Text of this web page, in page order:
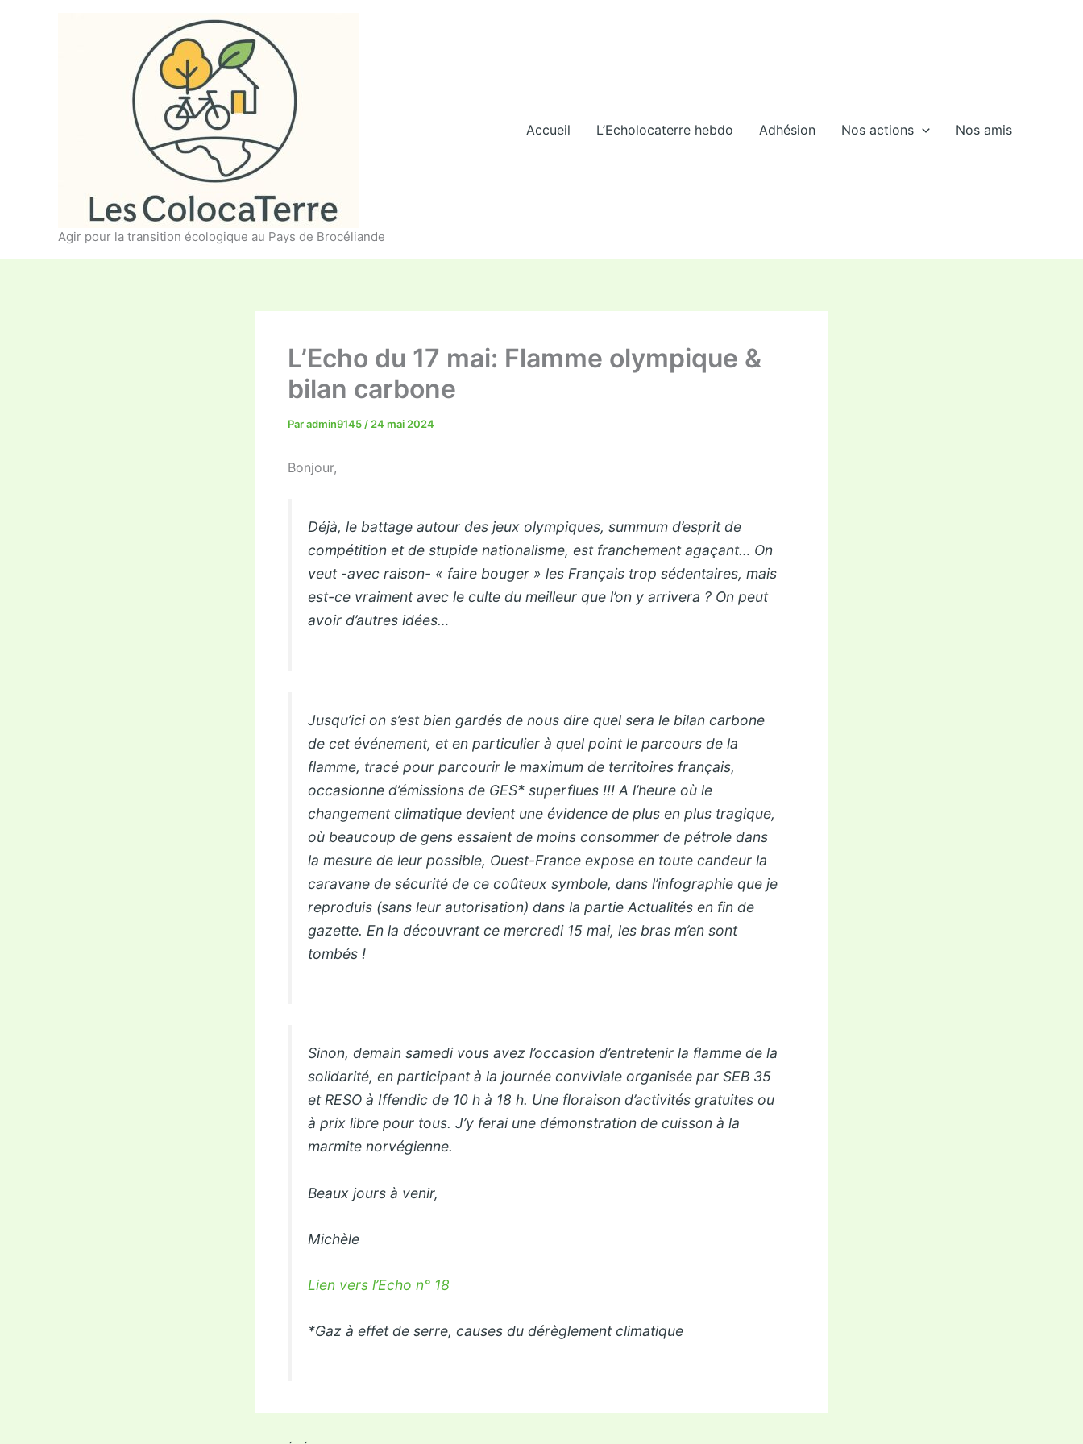
Agir pour la transition écologique au Pays de Brocéliande
Accueil L’Echolocaterre hebdo Adhésion Nos actions Nos amis
L’Echo du 17 mai: Flamme olympique &
bilan carbone
Paradmin9145 / 24 mai 2024
Bonjour,
Déjà, le battage autour des jeux olympiques, summum d’esprit de
compétition et de stupide nationalisme, est franchement agaçant… On
veut -avec raison- « faire bouger » les Français trop sédentaires, mais
est-ce vraiment avec le culte du meilleur que l’on y arrivera ? On peut
avoir d’autres idées…
Jusqu’ici on s’est bien gardés de nous dire quel sera le bilan carbone
de cet événement, et en particulier à quel point le parcours de la
flamme, tracé pour parcourir le maximum de territoires français,
occasionne d’émissions de GES* superflues !!! A l’heure où le
changement climatique devient une évidence de plus en plus tragique,
où beaucoup de gens essaient de moins consommer de pétrole dans
la mesure de leur possible, Ouest-France expose en toute candeur la
caravane de sécurité de ce coûteux symbole, dans l’infographie que je
reproduis (sans leur autorisation) dans la partie Actualités en fin de
gazette. En la découvrant ce mercredi 15 mai, les bras m’en sont
tombés !
Sinon, demain samedi vous avez l’occasion d’entretenir la flamme de la
solidarité, en participant à la journée conviviale organisée par SEB 35
et RESO à Iffendic de 10 h à 18 h. Une floraison d’activités gratuites ou
à prix libre pour tous. J’y ferai une démonstration de cuisson à la
marmite norvégienne.
Beaux jours à venir,
Michèle
Lien vers l’Echo n° 18
*Gaz à effet de serre, causes du dérèglement climatique